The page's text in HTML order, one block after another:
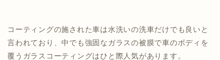
コーティングの施された車は水洗いの洗車だけでも良いと
言われており、中でも強固なガラスの被膜で車のボディを
覆うガラスコーティングはひと際人気があります。